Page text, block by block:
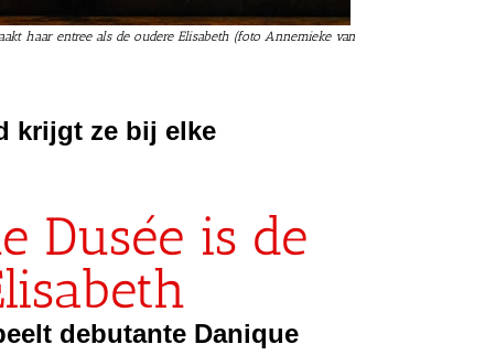
haar entree als de oudere Elisabeth (foto Annemieke van
krijgt ze bij elke
Dusée is de
debutante Danique